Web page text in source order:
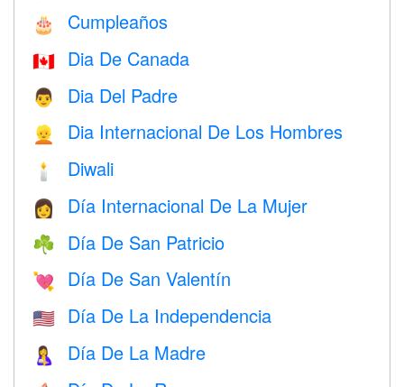
🎂 Cumpleaños
🇨🇦 Dia De Canada
👨 Dia Del Padre
👱 Dia Internacional De Los Hombres
🕯 Diwali
👩 Día Internacional De La Mujer
☘️ Día De San Patricio
💘 Día De San Valentín
🇺🇸 Día De La Independencia
🤱 Día De La Madre